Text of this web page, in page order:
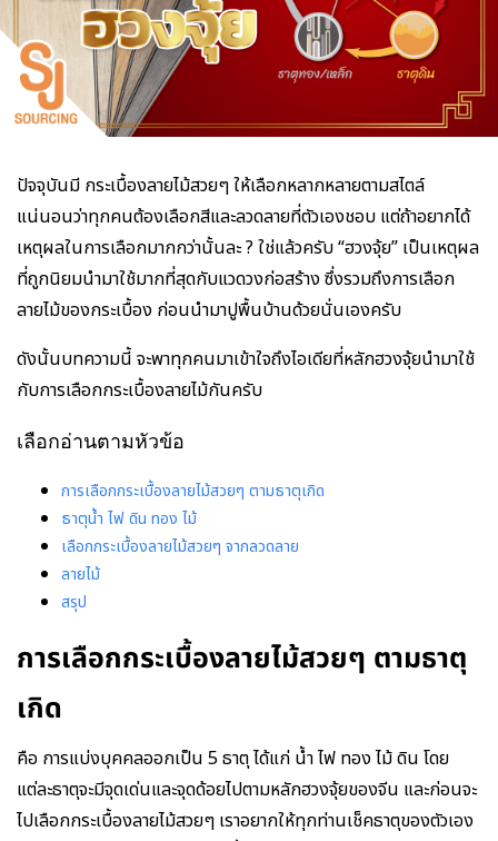
ปัจจุบันมี กระเบื้องลายไม้สวยๆ ให้เลือกหลากหลายตามสไตล์
แน่นอนว่าทุกคนต้องเลือกสีและลวดลายที่ตัวเองชอบ แต่ถ้าอยากได้
เหตุผลในการเลือกมากกว่านั้นละ ? ใช่แล้วครับ “ฮวงจุ้ย” เป็นเหตุผล
ที่ถูกนิยมนำมาใช้มากที่สุดกับแวดวงก่อสร้าง ซึ่งรวมถึงการเลือก
ลายไม้ของกระเบื้อง ก่อนนำมาปูพื้นบ้านด้วยนั่นเองครับ
ดังนั้นบทความนี้ จะพาทุกคนมาเข้าใจถึงไอเดียที่หลักฮวงจุ้ยนำมาใช้
กับการเลือกกระเบื้องลายไม้กันครับ
เลือกอ่านตามหัวข้อ
การเลือกกระเบื้องลายไม้สวยๆ ตามธาตุเกิด
ธาตุน้ำ ไฟ ดิน ทอง ไม้
เลือกกระเบื้องลายไม้สวยๆ จากลวดลาย
ลายไม้
สรุป
การเลือกกระเบื้องลายไม้สวยๆ ตามธาตุ
เกิด
คือ การแบ่งบุคคลออกเป็น 5 ธาตุ ได้แก่ น้ำ ไฟ ทอง ไม้ ดิน โดย
แต่ละธาตุจะมีจุดเด่นและจุดด้อยไปตามหลักฮวงจุ้ยของจีน และก่อนจะ
ไปเลือกกระเบื้องลายไม้สวยๆ เราอยากให้ทุกท่านเช็คธาตุของตัวเอง